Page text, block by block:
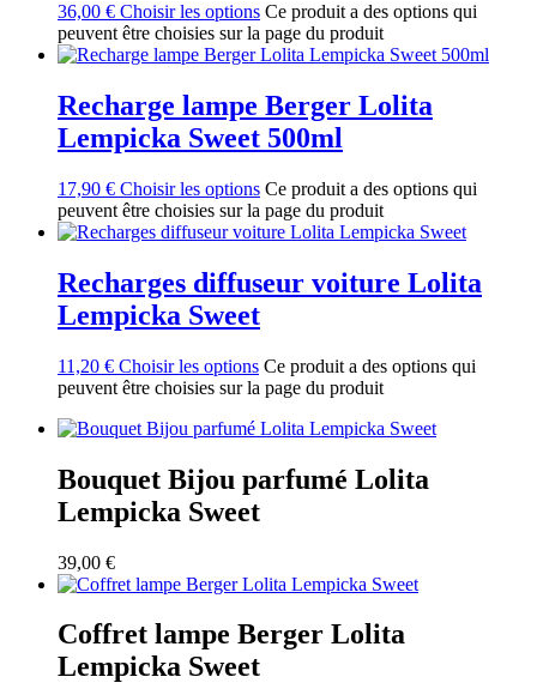
36,00 € Choisir les options Ce produit a des options qui
peuvent être choisies sur la page du produit
Recharge lampe Berger Lolita
Lempicka Sweet 500ml
17,90 € Choisir les options Ce produit a des options qui
peuvent être choisies sur la page du produit
Recharges diffuseur voiture Lolita
Lempicka Sweet
11,20 € Choisir les options Ce produit a des options qui
peuvent être choisies sur la page du produit
Bouquet Bijou parfumé Lolita
Lempicka Sweet
39,00 €
Coffret lampe Berger Lolita
Lempicka Sweet